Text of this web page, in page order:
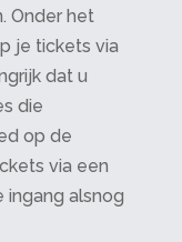
Onder het
je tickets via
dat u
die
op de
via een
ingang alsnog